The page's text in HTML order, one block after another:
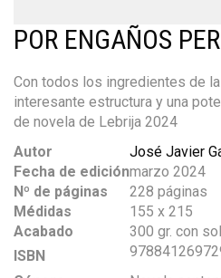
POR ENGAÑOS
Con todos los ingredientes de la
interesante estructura y una
de novela de Lebrija 2024
Autor
José Javier
Fecha de ediciónmarzo 2024
Nº de páginas
228 páginas
Médidas
155 x 215
Acabado
300 gr. con
ISBN